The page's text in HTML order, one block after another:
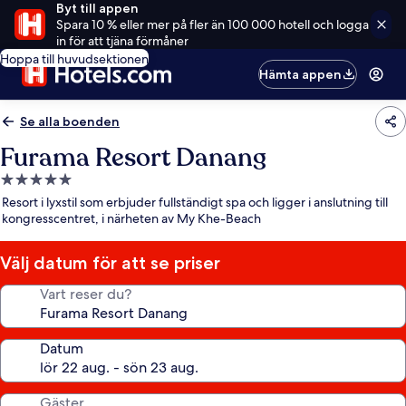
Byt till appen
Spara 10 % eller mer på fler än 100 000 hotell och logga
in för att tjäna förmåner
Hoppa till huvudsektionen
Hämta appen
Se alla boenden
Furama Resort Danang
5.0-
stjärnigt
boende
Resort i lyxstil som erbjuder fullständigt spa och ligger i anslutning till
kongresscentret, i närheten av My Khe-Beach
Välj datum för att se priser
Vart reser du?
Datum